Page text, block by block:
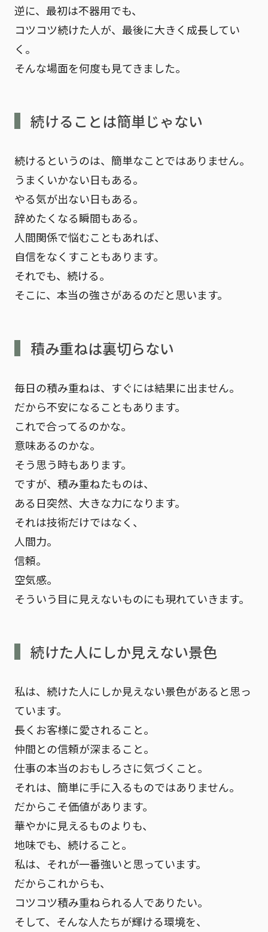
逆に、最初は不器用でも、
コツコツ続けた人が、最後に大きく成長してい
く。
そんな場面を何度も見てきました。
続けることは簡単じゃない
続けるというのは、簡単なことではありません。
うまくいかない日もある。
やる気が出ない日もある。
辞めたくなる瞬間もある。
人間関係で悩むこともあれば、
自信をなくすこともあります。
それでも、続ける。
そこに、本当の強さがあるのだと思います。
積み重ねは裏切らない
毎日の積み重ねは、すぐには結果に出ません。
だから不安になることもあります。
これで合ってるのかな。
意味あるのかな。
そう思う時もあります。
ですが、積み重ねたものは、
ある日突然、大きな力になります。
それは技術だけではなく、
人間力。
信頼。
空気感。
そういう目に見えないものにも現れていきます。
続けた人にしか見えない景色
私は、続けた人にしか見えない景色があると思っ
ています。
長くお客様に愛されること。
仲間との信頼が深まること。
仕事の本当のおもしろさに気づくこと。
それは、簡単に手に入るものではありません。
だからこそ価値があります。
華やかに見えるものよりも、
地味でも、続けること。
私は、それが一番強いと思っています。
だからこれからも、
コツコツ積み重ねられる人でありたい。
そして、そんな人たちが輝ける環境を、